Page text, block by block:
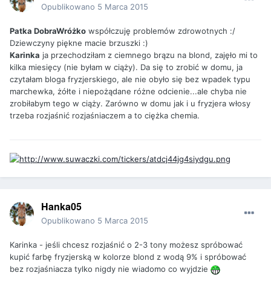
Opublikowano 5 Marca 2015
Patka DobraWróżko współczuję problemów zdrowotnych :/
Dziewczyny piękne macie brzuszki :)
Karinka ja przechodziłam z ciemnego brązu na blond, zajęło mi to
kilka miesięcy (nie byłam w ciąży). Da się to zrobić w domu, ja
czytałam bloga fryzjerskiego, ale nie obyło się bez wpadek typu
marchewka, żółte i niepożądane różne odcienie...ale chyba nie
zrobiłabym tego w ciąży. Zarówno w domu jak i u fryzjera włosy
trzeba rozjaśnić rozjaśniaczem a to ciężka chemia.
Hanka05
Opublikowano 5 Marca 2015
Karinka - jeśli chcesz rozjaśnić o 2-3 tony możesz spróbować
kupić farbę fryzjerską w kolorze blond z wodą 9% i spróbować
bez rozjaśniacza tylko nigdy nie wiadomo co wyjdzie